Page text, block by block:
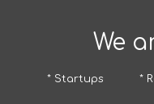
We
* Startups *